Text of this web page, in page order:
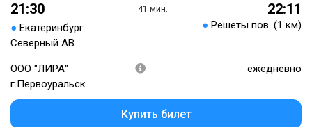
21:30
● Екатеринбург
Северный АВ
41 мин. 22:11
● Решеты пов. (1 км)
ООО "ЛИРА"
г.Первоуральск
ежедневно
Купить билет